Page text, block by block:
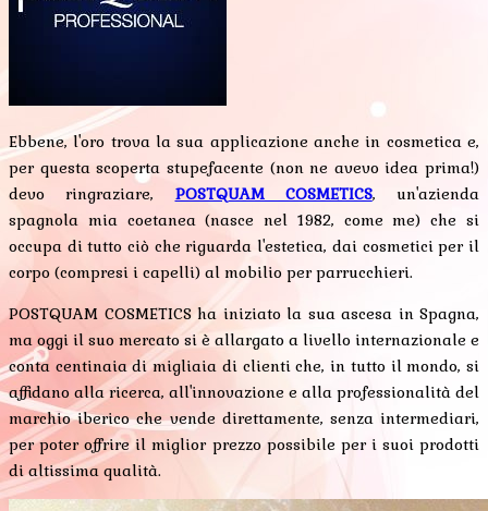
Ebbene, l'oro trova la sua applicazione anche in cosmetica e,
per questa scoperta stupefacente (non ne avevo idea prima!)
devo ringraziare, POSTQUAM COSMETICS, un'azienda
spagnola mia coetanea (nasce nel 1982, come me) che si
occupa di tutto ciò che riguarda l'estetica, dai cosmetici per il
corpo (compresi i capelli) al mobilio per parrucchieri.
POSTQUAM COSMETICS ha iniziato la sua ascesa in Spagna,
ma oggi il suo mercato si è allargato a livello internazionale e
conta centinaia di migliaia di clienti che, in tutto il mondo, si
affidano alla ricerca, all'innovazione e alla professionalità del
marchio iberico che vende direttamente, senza intermediari,
per poter offrire il miglior prezzo possibile per i suoi prodotti
di altissima qualità.